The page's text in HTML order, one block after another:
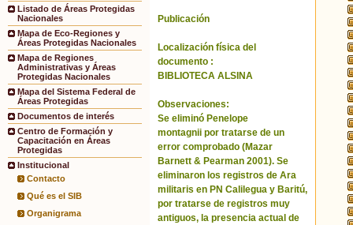
Listado de Áreas Protegidas
Nacionales
Mapa de Eco-Regiones y
Áreas Protegidas Nacionales
Mapa de Regiones
Administrativas y Áreas
Protegidas Nacionales
Mapa del Sistema Federal de
Áreas Protegidas
Documentos de interés
Centro de Formación y
Capacitación en Áreas
Protegidas
Institucional
Contacto
Qué es el SIB
Organigrama
Publicación
Localización física del
documento :
BIBLIOTECA ALSINA
Observaciones:
Se eliminó Penelope
montagnii por tratarse de un
error comprobado (Mazar
Barnett & Pearman 2001). Se
eliminaron los registros de Ara
militaris en PN Calilegua y Baritú,
por tratarse de registros muy
antiguos, la presencia actual de